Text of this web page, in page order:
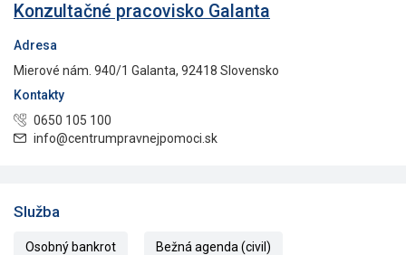
Konzultačné pracovisko Galanta
Adresa
Mierové nám. 940/1 Galanta, 92418 Slovensko
Kontakty
0650 105 100
info@centrumpravnejpomoci.sk
Služba
Osobný bankrot Bežná agenda (civil)